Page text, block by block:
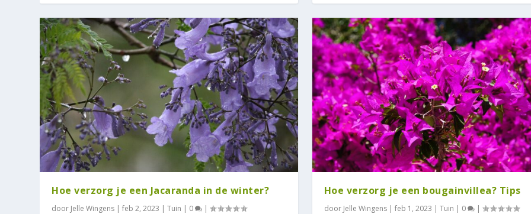
Hoe verzorg je een Jacaranda in de winter?
door Jelle Wingens |feb 2, 2023 |Tuin | 0 |
Hoe verzorg je een bougainvillea? Tips
door Jelle Wingens| feb 1, 2023 | Tuin | 0 |